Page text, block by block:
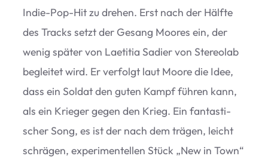
Indie-Pop-Hit zu dre­hen. Erst nach der Hälfte
des Tracks setzt der Gesang Moo­res ein, der
wenig spä­ter von Lae­ti­tia Sadier von Ste­reo­lab
beglei­tet wird. Er ver­folgt laut Moore die Idee,
dass ein Sol­dat den guten Kampf füh­ren kann,
als ein Krie­ger gegen den Krieg. Ein fan­tas­ti­
scher Song, es ist der nach dem trä­gen, leicht
schrä­gen, expe­ri­men­tel­len Stück „New in Town“